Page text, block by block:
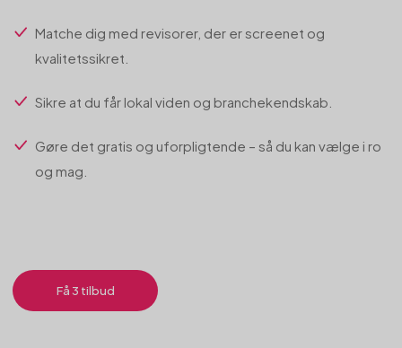
Matche dig med revisorer, der er screenet og
kvalitetssikret.
Sikre at du får lokal viden og branchekendskab.
Gøre det gratis og uforpligtende – så du kan vælge i ro
og mag.
Få 3 tilbud